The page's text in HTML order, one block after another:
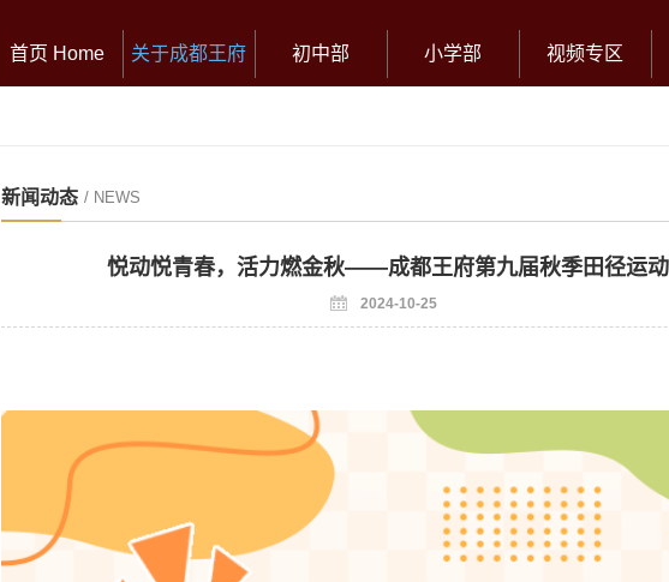
首页 Home 关于成都王府 初中部 小学部 视频专区
新闻动态 / NEWS
悦动悦青春，活力燃金秋——成都王府第九届秋季田径运
2024-10-25